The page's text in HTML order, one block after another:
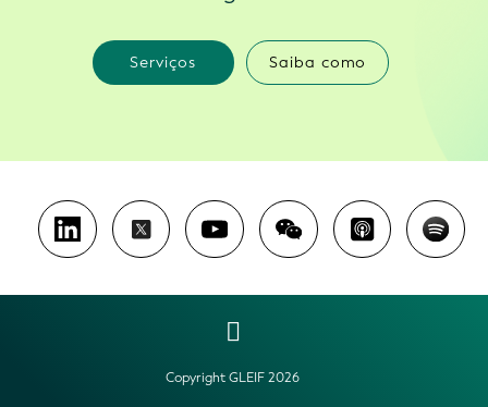
Serviços Saiba como
Copyright GLEIF 2026